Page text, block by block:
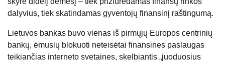
dalyvius, tiek skatindamas gyventojų finansinį raštingumą.
Lietuvos bankas buvo vienas iš pirmųjų Europos centrinių
bankų, ėmusių blokuoti neteisėtai finansines paslaugas
teikiančias interneto svetaines, skelbiantis „juoduosius